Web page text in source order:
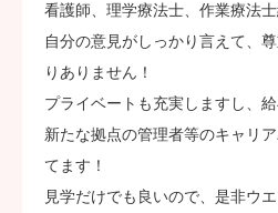
看護師、理学療法士、作業療法士
自分の意見がしっかり言えて、
りありません！
プライベートも充実しますし、給
新たな拠点の管理者等のキャリ
てます！
見学だけでも良いので、是非ウ